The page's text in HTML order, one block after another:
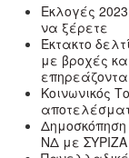
Εκλογές
να ξέρετε
Έκτακτο
με βροχές
Κοινωνικός
ΝΔ με